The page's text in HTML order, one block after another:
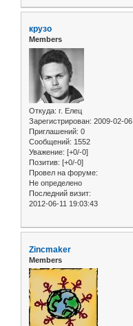
крузо
Members
Откуда: г. Елец
Зарегистрирован: 2009-02-06
Приглашений: 0
Сообщений: 1552
Уважение: [+0/-0]
Позитив: [+0/-0]
Провел на форуме:
Не определено
Последний визит:
2012-06-11 19:03:43
Zincmaker
Members